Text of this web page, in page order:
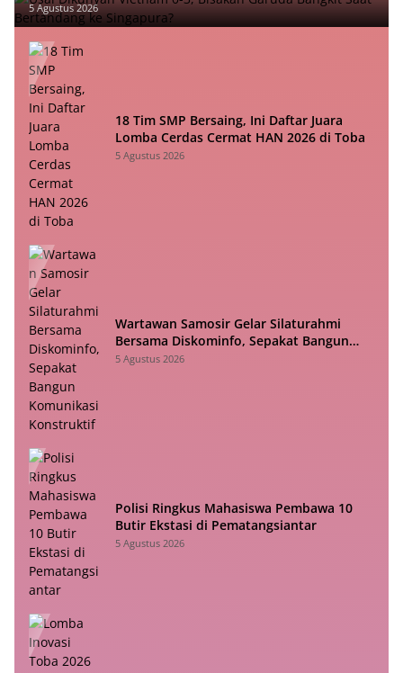
5 Agustus 2026
18 Tim SMP Bersaing, Ini Daftar Juara
Lomba Cerdas Cermat HAN 2026 di Toba
5 Agustus 2026
Wartawan Samosir Gelar Silaturahmi
Bersama Diskominfo, Sepakat Bangun
Komunikasi Konstruktif
5 Agustus 2026
Polisi Ringkus Mahasiswa Pembawa 10
Butir Ekstasi di Pematangsiantar
5 Agustus 2026